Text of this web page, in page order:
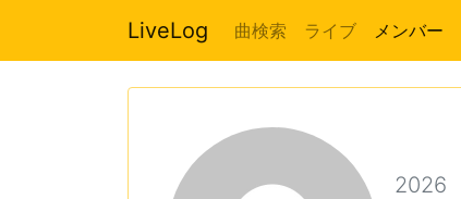
LiveLog 曲検索 ライブ メンバー
2026